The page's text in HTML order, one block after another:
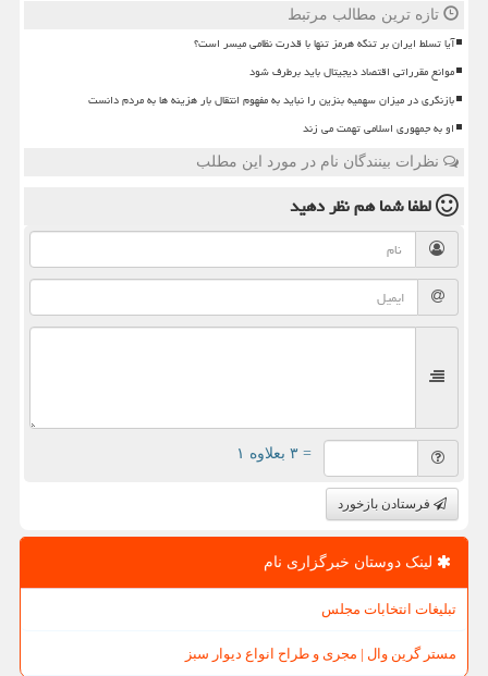
تازه ترین مطالب مرتبط
آیا تسلط ایران بر تنگه هرمز تنها با قدرت نظامی میسر است؟
موانع مقرراتی اقتصاد دیجیتال باید برطرف شود
بازنگری در میزان سهمیه بنزین را نباید به مفهوم انتقال بار هزینه ها به مردم دانست
او به جمهوری اسلامی تهمت می زند
نظرات بینندگان نام در مورد این مطلب
لطفا شما همنظر دهید
= ۳ بعلاوه ۱
فرستادن بازخورد
لینک دوستان خبرگزاری نام
تبلیغات انتخابات مجلس
مستر گرین وال | مجری و طراح انواع دیوار سبز